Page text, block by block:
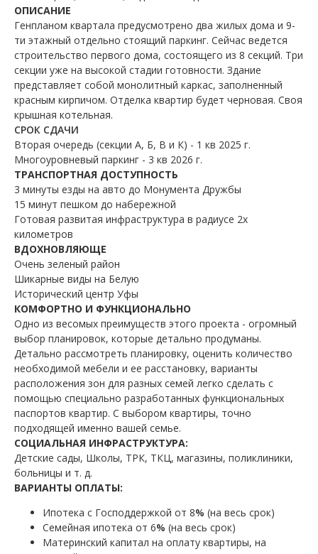
ОПИСАНИЕ
Генпланом квартала предусмотрено два жилых дома и 9-
ти этажный отдельно стоящий паркинг. Сейчас ведется
строительство первого дома, состоящего из 8 секций. Три
секции уже на высокой стадии готовности. Здание
представляет собой монолитный каркас, заполненный
красным кирпичом. Отделка квартир будет черновая. Своя
крышная котельная.
СРОК СДАЧИ
Вторая очередь (секции А, Б, В и К) - 1 кв 2025 г.
Многоуровневый паркинг - 3 кв 2026 г.
ТРАНСПОРТНАЯ ДОСТУПНОСТЬ
3 минуты езды на авто до Монумента Дружбы
15 минут пешком до набережной
Готовая развитая инфраструктура в радиусе 2х
километров
ВДОХНОВЛЯЮЩЕ
Очень зеленый район
Шикарные виды на Белую
Исторический центр Уфы
КОМФОРТНО И ФУНКЦИОНАЛЬНО
Одно из весомых преимуществ этого проекта - огромный
выбор планировок, которые детально продуманы.
Детально рассмотреть планировку, оценить количество
необходимой мебели и ее расстановку, варианты
расположения зон для разных семей легко сделать с
помощью специально разработанных функциональных
паспортов квартир. С выбором квартиры, точно
подходящей именно вашей семье.
CОЦИАЛЬНАЯ ИНФРАСТРУКТУРА:
Детские сады, Школы, ТРК, ТКЦ, магазины, поликлиники,
больницы и т. д.
ВАРИАНТЫ ОПЛАТЫ:
Ипотека с Господдержкой от 8% (на весь срок)
Семейная ипотека от 6% (на весь срок)
Материнский капитал на оплату квартиры, на